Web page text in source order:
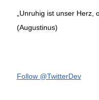
„Unruhig ist unser Herz,
(Augustinus)
Follow @TwitterDev